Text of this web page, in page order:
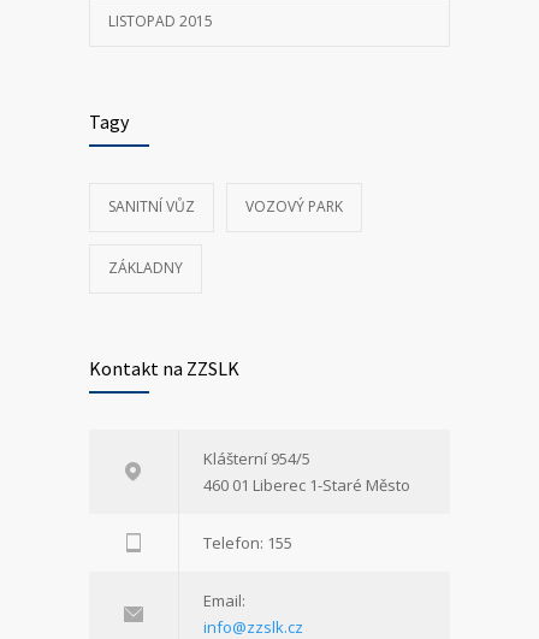
LISTOPAD 2015
Tagy
SANITNÍ VŮZ VOZOVÝ PARK
ZÁKLADNY
Kontakt na ZZSLK
Klášterní 954/5
460 01 Liberec 1-Staré Město
Telefon: 155
Email:
info@zzslk.cz